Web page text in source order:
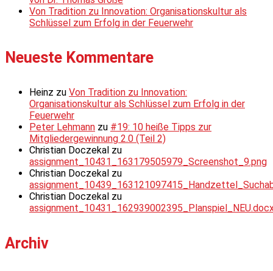
Von Tradition zu Innovation: Organisationskultur als
Schlüssel zum Erfolg in der Feuerwehr
Neueste Kommentare
Heinz zu Von Tradition zu Innovation:
Organisationskultur als Schlüssel zum Erfolg in der
Feuerwehr
Peter Lehmann zu #19: 10 heiße Tipps zur
Mitgliedergewinnung 2.0 (Teil 2)
Christian Doczekal zu
assignment_10431_163179505979_Screenshot_9.png
Christian Doczekal zu
Christian Doczekal zu
Archiv